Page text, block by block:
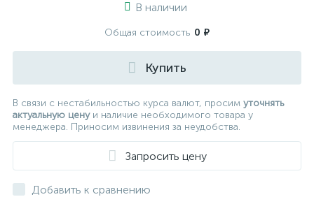
В наличии
Общая стоимость 0 ₽
Купить
В связи с нестабильностью курса валют, просим уточнять
актуальную ценуи наличие необходимого товара у
менеджера. Приносим извинения за неудобства.
Запросить цену
Добавить к сравнению